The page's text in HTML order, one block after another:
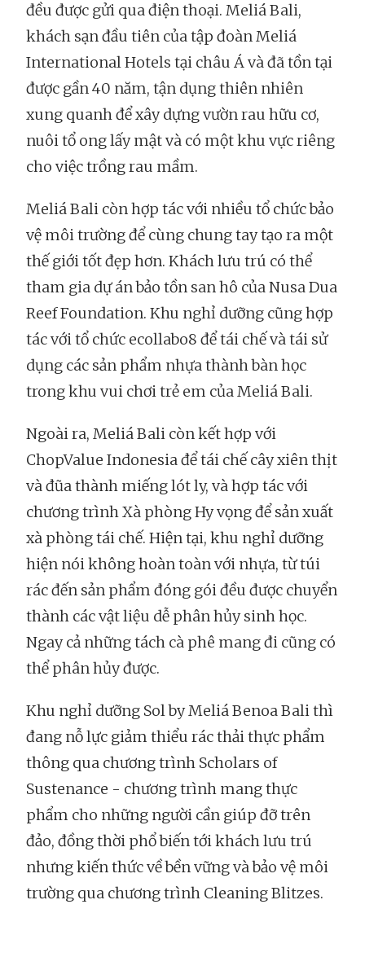
đều được gửi qua điện thoại. Meliá Bali,
khách sạn đầu tiên của tập đoàn Meliá
International Hotels tại châu Á và đã tồn tại
được gần 40 năm, tận dụng thiên nhiên
xung quanh để xây dựng vườn rau hữu cơ,
nuôi tổ ong lấy mật và có một khu vực riêng
cho việc trồng rau mầm.
Meliá Bali còn hợp tác với nhiều tổ chức bảo
vệ môi trường để cùng chung tay tạo ra một
thế giới tốt đẹp hơn. Khách lưu trú có thể
tham gia dự án bảo tồn san hô của Nusa Dua
Reef Foundation. Khu nghỉ dưỡng cũng hợp
tác với tổ chức ecollabo8 để tái chế và tái sử
dụng các sản phẩm nhựa thành bàn học
trong khu vui chơi trẻ em của Meliá Bali.
Ngoài ra, Meliá Bali còn kết hợp với
ChopValue Indonesia để tái chế cây xiên thịt
và đũa thành miếng lót ly, và hợp tác với
chương trình Xà phòng Hy vọng để sản xuất
xà phòng tái chế. Hiện tại, khu nghỉ dưỡng
hiện nói không hoàn toàn với nhựa, từ túi
rác đến sản phẩm đóng gói đều được chuyển
thành các vật liệu dễ phân hủy sinh học.
Ngay cả những tách cà phê mang đi cũng có
thể phân hủy được.
Khu nghỉ dưỡng Sol by Meliá Benoa Bali thì
đang nỗ lực giảm thiểu rác thải thực phẩm
thông qua chương trình Scholars of
Sustenance - chương trình mang thực
phẩm cho những người cần giúp đỡ trên
đảo, đồng thời phổ biến tới khách lưu trú
nhưng kiến thức về bền vững và bảo vệ môi
trường qua chương trình Cleaning Blitzes.